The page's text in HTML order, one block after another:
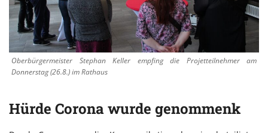
Oberbürgermeister Stephan Keller empfing die Projetteilnehmer am
Donnerstag (26.8.) im Rathaus
Hürde Corona wurde genommenk